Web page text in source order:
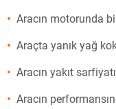
Aracın motorunda
Araçta yanık yağ
Aracın yakıt
Aracın